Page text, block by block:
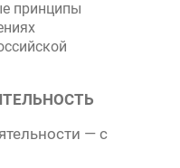
принципы
— с